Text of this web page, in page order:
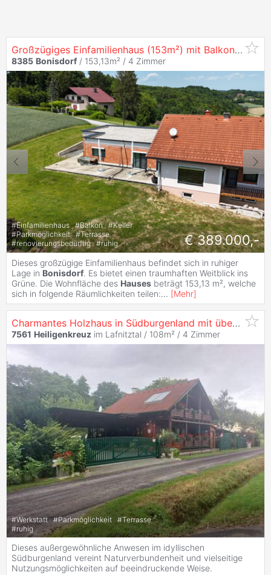
Großzügiges Einfamilienhaus (153m²) mit Balkon und Terrasse mit Weitblick ins Grüne in
8385 Bonisdorf / 153,13m² / 4 Zimmer
#Einfamilienhaus #Balkon #Keller
#Parkmöglichkeit #Terrasse
#renovierungsbedürftig #ruhig € 389.000,-
Dieses großzügige Einfamilienhaus befindet sich in ruhiger
Lage in Bonisdorf. Es bietet einen traumhaften Weitblick ins
Grüne. Die Wohnfläche des Hauses beträgt 153,13 m², welche
sich in folgende Räumlichkeiten teilen:... [Mehr]
Charmantes Holzhaus in Südburgenland mit über 3.000m² Fläche, ideal für Autoliebhaber zum
7561 Heiligenkreuz im Lafnitztal / 108m² / 4 Zimmer
#Werkstatt #Parkmöglichkeit #Terrasse
#ruhig
Dieses außergewöhnliche Anwesen im idyllischen
Südburgenland vereint Naturverbundenheit und vielseitige
Nutzungsmöglichkeiten auf beeindruckende Weise.